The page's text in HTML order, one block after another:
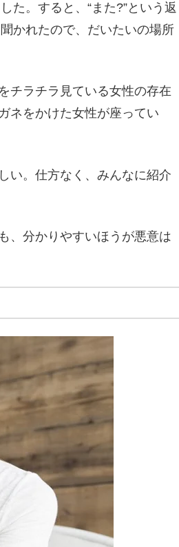
た。すると、“また?”という返
かれたので、だいたいの場所
チラチラ見ている女性の存在
ネをかけた女性が座ってい
い。仕方なく、みんなに紹介
、分かりやすいほうが悪意は